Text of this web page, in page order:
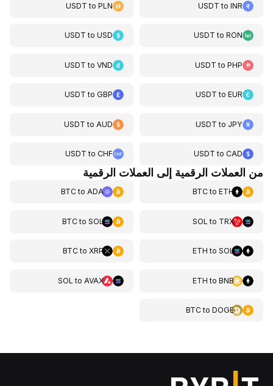
USDT toINR
USDT toPLN
USDT toRON
USDT toUSD
USDT toPHP
USDT toVND
USDT toEUR
USDT toGBP
USDT toJPY
USDT to AUD
USDT toCAD
USDT toCHF
من العملات الرقمية إلى العملات الرقمية
BTCtoETH
BTCtoADA
SOL to TRX
BTCtoSOL
ETH toSOL
BTCtoXRP
ETH toBNB
SOL toAVAX
BTCtoDOGE